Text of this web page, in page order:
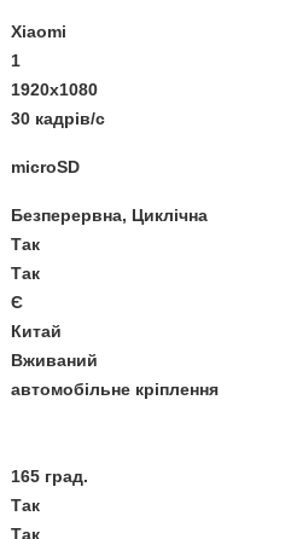
Xiaomi
1
1920х1080
30 кадрів/с
microSD
Безперервна, Циклічна
Так
Так
Є
Китай
Вживаний
автомобільне кріплення
165 град.
Так
Так